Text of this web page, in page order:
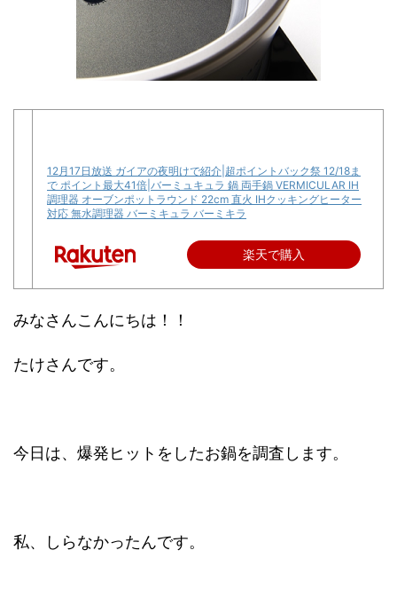
12月17日放送 ガイアの夜明けで紹介|超ポイントバック祭 12/18ま
で ポイント最大41倍|バーミュキュラ 鍋 両手鍋 VERMICULAR IH
調理器 オーブンポットラウンド 22cm 直火 IHクッキングヒーター
対応 無水調理器 バーミキュラ バーミキラ
楽天で購入
みなさんこんにちは！！
たけさんです。
今日は、爆発ヒットをしたお鍋を調査します。
私、しらなかったんです。